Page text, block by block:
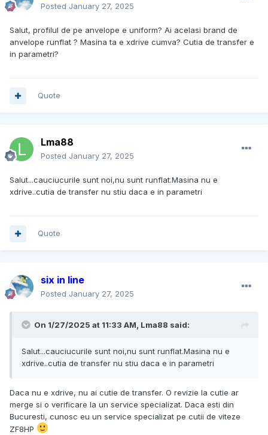
Posted January 27, 2025
Salut, profilul de pe anvelope e uniform? Ai acelasi brand de
anvelope runflat ? Masina ta e xdrive cumva? Cutia de transfer e
in parametri?
Quote
Lma88
Posted January 27, 2025
Salut...cauciucurile sunt noi,nu sunt runflat.Masina nu e
xdrive..cutia de transfer nu stiu daca e in parametri
Quote
six in line
Posted January 27, 2025
On 1/27/2025 at 11:33 AM, Lma88 said:
Salut...cauciucurile sunt noi,nu sunt runflat.Masina nu e
xdrive..cutia de transfer nu stiu daca e in parametri
Daca nu e xdrive, nu ai cutie de transfer. O revizie la cutie ar
merge si o verificare la un service specializat. Daca esti din
Bucuresti, cunosc eu un service specializat pe cutii de viteze
ZF8HP